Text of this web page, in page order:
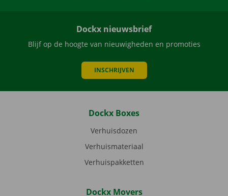
Dockx nieuwsbrief
Blijf op de hoogte van nieuwigheden en promoties
INSCHRIJVEN
Dockx Boxes
Verhuisdozen
Verhuismateriaal
Verhuispakketten
Dockx Movers